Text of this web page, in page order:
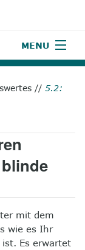
MENU
//5.2:
mit dem
wie es Ihr
Es erwartet